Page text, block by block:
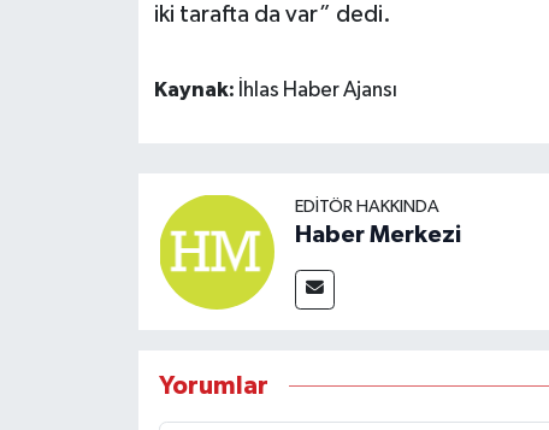
iki tarafta da var” dedi.
Kaynak: İhlas Haber Ajansı
EDITÖR HAKKINDA
Haber Merkezi
Yorumlar